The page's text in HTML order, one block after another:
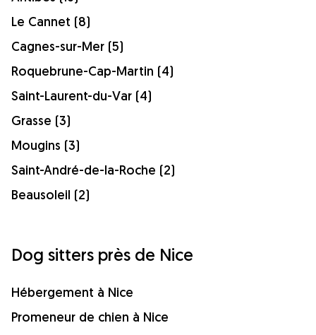
Le Cannet (8)
Cagnes-sur-Mer (5)
Roquebrune-Cap-Martin (4)
Saint-Laurent-du-Var (4)
Grasse (3)
Mougins (3)
Saint-André-de-la-Roche (2)
Beausoleil (2)
Dog sitters près de Nice
Hébergement à Nice
Promeneur de chien à Nice